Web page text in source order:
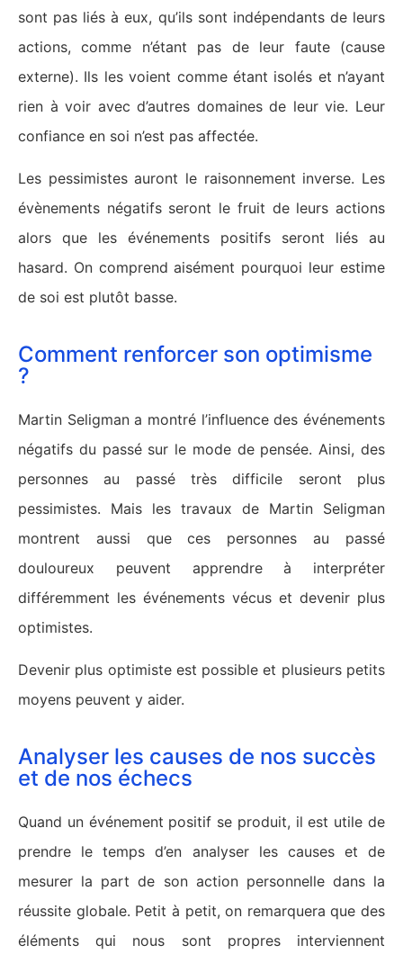
sont pas liés à eux, qu’ils sont indépendants de leurs
actions, comme n’étant pas de leur faute (cause
externe). Ils les voient comme étant isolés et n’ayant
rien à voir avec d’autres domaines de leur vie. Leur
confiance en soi n’est pas affectée.
Les pessimistes auront le raisonnement inverse. Les
évènements négatifs seront le fruit de leurs actions
alors que les événements positifs seront liés au
hasard. On comprend aisément pourquoi leur estime
de soi est plutôt basse.
Comment renforcer son optimisme
?
Martin Seligman a montré l’influence des événements
négatifs du passé sur le mode de pensée. Ainsi, des
personnes au passé très difficile seront plus
pessimistes. Mais les travaux de Martin Seligman
montrent aussi que ces personnes au passé
douloureux peuvent apprendre à interpréter
différemment les événements vécus et devenir plus
optimistes.
Devenir plus optimiste est possible et plusieurs petits
moyens peuvent y aider.
Analyser les causes de nos succès
et de nos échecs
Quand un événement positif se produit, il est utile de
prendre le temps d’en analyser les causes et de
mesurer la part de son action personnelle dans la
réussite globale. Petit à petit, on remarquera que des
éléments qui nous sont propres interviennent